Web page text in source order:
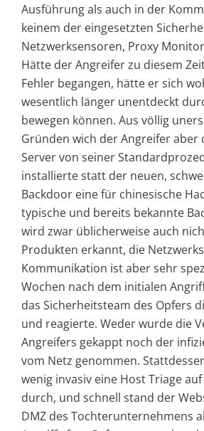
Ausführung als auch in der
keinem der eingesetzten
Netzwerksensoren, Proxy
Hätte der Angreifer zu diesem
Fehler begangen, hätte er sich
wesentlich länger unentdeckt
bewegen können. Aus völlig
Gründen wich der Angreifer aber
Server von seiner
installierte statt der neuen,
Backdoor eine für chinesische
typische und bereits bekannte
wird zwar üblicherweise auch
Produkten erkannt, die
Kommunikation ist aber sehr
Wochen nach dem initialen
das Sicherheitsteam des Opfers
und reagierte. Weder wurde die
Angreifers gekappt noch der
vom Netz genommen.
wenig invasiv eine Host Triage
durch, und schnell stand der
DMZ des Tochterunternehmens